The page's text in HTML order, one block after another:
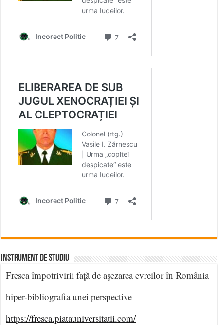
INSTRUMENT DE STUDIU
Fresca împotrivirii faţă de aşezarea evreilor în România
hiper-bibliografia unei perspective
https://fresca.piatauniversitatii.com/